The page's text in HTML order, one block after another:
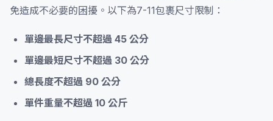
免造成不必要的困擾。以下為7-11包裹尺寸限制：
單邊最長尺寸不超過 45 公分
單邊最短尺寸不超過 30 公分
總長度不超過 90 公分
單件重量不超過 10 公斤